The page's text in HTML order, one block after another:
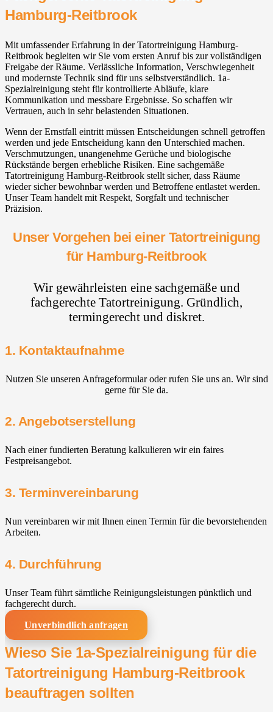
Hamburg-Reitbrook
Mit umfassender Erfahrung in der Tatortreinigung Hamburg-
Reitbrook begleiten wir Sie vom ersten Anruf bis zur vollständigen
Freigabe der Räume. Verlässliche Information, Verschwiegenheit
und modernste Technik sind für uns selbstverständlich. 1a-
Spezialreinigung steht für kontrollierte Abläufe, klare
Kommunikation und messbare Ergebnisse. So schaffen wir
Vertrauen, auch in sehr belastenden Situationen.
Wenn der Ernstfall eintritt müssen Entscheidungen schnell getroffen
werden und jede Entscheidung kann den Unterschied machen.
Verschmutzungen, unangenehme Gerüche und biologische
Rückstände bergen erhebliche Risiken. Eine sachgemäße
Tatortreinigung Hamburg-Reitbrook stellt sicher, dass Räume
wieder sicher bewohnbar werden und Betroffene entlastet werden.
Unser Team handelt mit Respekt, Sorgfalt und technischer
Präzision.
Unser Vorgehen bei einer Tatortreinigung
für Hamburg-Reitbrook
Wir gewährleisten eine sachgemäße und
fachgerechte Tatortreinigung. Gründlich,
termingerecht und diskret.
1. Kontaktaufnahme
Nutzen Sie unseren Anfrageformular oder rufen Sie uns an. Wir sind
gerne für Sie da.
2. Angebotserstellung
Nach einer fundierten Beratung kalkulieren wir ein faires
Festpreisangebot.
3. Terminvereinbarung
Nun vereinbaren wir mit Ihnen einen Termin für die bevorstehenden
Arbeiten.
4. Durchführung
Unser Team führt sämtliche Reinigungsleistungen pünktlich und
fachgerecht durch.
Unverbindlich anfragen
Wieso Sie 1a-Spezialreinigung für die
Tatortreinigung Hamburg-Reitbrook
beauftragen sollten